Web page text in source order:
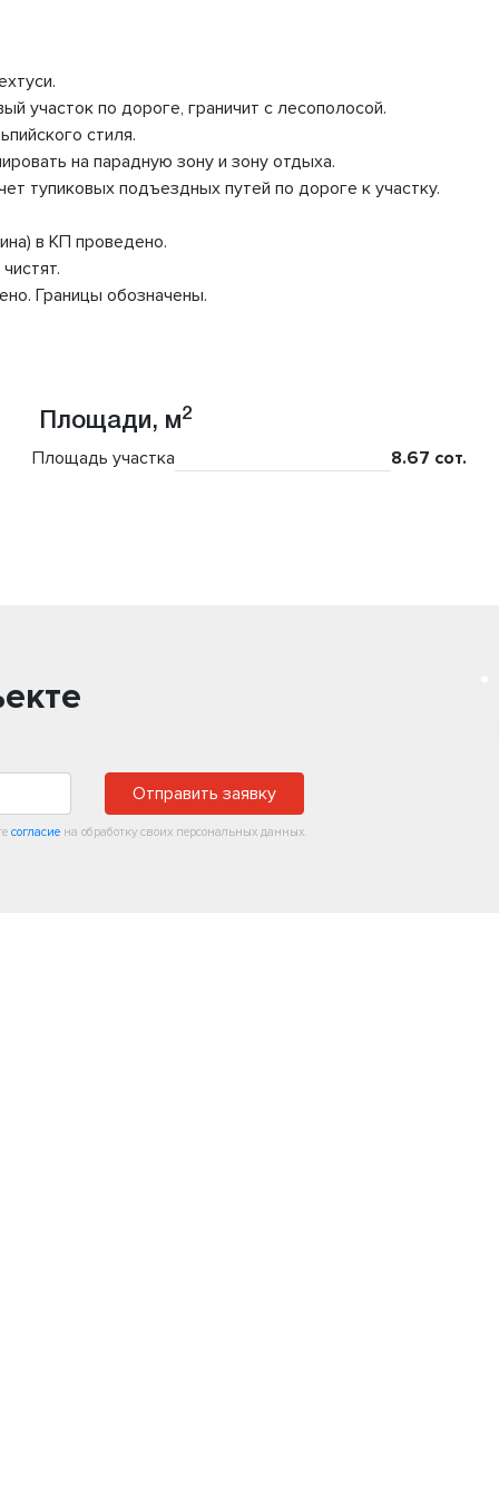
участок по дороге, граничит с лесополосой.
стиля.
на парадную зону и зону отдыха.
тупиковых подъездных путей по дороге к участку.
в КП проведено.
Границы обозначены.
Площади, м2
Площадь участка 8.67 сот.
Отправить заявку
согласиена обработку своих персональных данных.